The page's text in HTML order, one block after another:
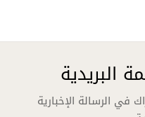
البريدية
في الرسالة الإخبارية